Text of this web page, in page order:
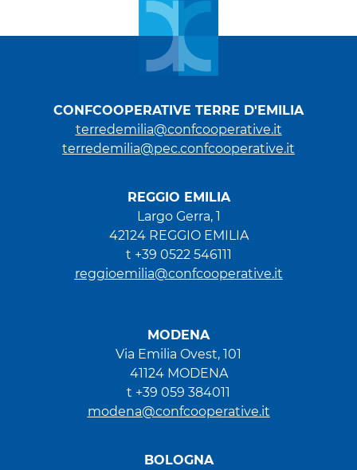
CONFCOOPERATIVE TERRE D'EMILIA
terredemilia@confcooperative.it
terredemilia@pec.confcooperative.it
REGGIO EMILIA
Largo Gerra, 1
42124 REGGIO EMILIA
t +39 0522 546111
reggioemilia@confcooperative.it
MODENA
Via Emilia Ovest, 101
41124 MODENA
t +39 059 384011
modena@confcooperative.it
BOLOGNA